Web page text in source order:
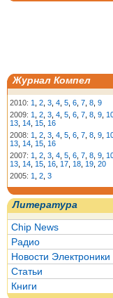
Журнал Компел
2010: 1 2 3 4 5 6 7 8 9
2009: 1 2 3 4 5 6 7 8 9
13 14 15 16
2008: 1 2 3 4 5 6 7 8 9
13 14 15 16
2007: 1 2 3 4 5 6 7 8 9
13 14 15 16 17 18 19 20
2005: 1 2 3
Литература
Chip News
Радио
Новости Электроники
Статьи
Книги